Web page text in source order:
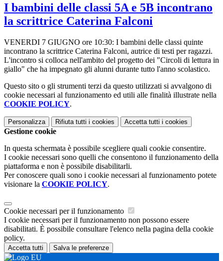
I bambini delle classi 5A e 5B incontrano
la scrittrice Caterina Falconi
VENERDI 7 GIUGNO ore 10:30: I bambini delle classi quinte
incontrano la scrittrice Caterina Falconi, autrice di testi per ragazzi.
L'incontro si colloca nell'ambito del progetto dei "Circoli di lettura in
giallo" che ha impegnato gli alunni durante tutto l'anno scolastico.
Questo sito o gli strumenti terzi da questo utilizzati si avvalgono di
cookie necessari al funzionamento ed utili alle finalità illustrate nella
COOKIE POLICY.
Personalizza Rifiuta tutti i cookies Accetta tutti i cookies
Gestione cookie
In questa schermata è possibile scegliere quali cookie consentire.
I cookie necessari sono quelli che consentono il funzionamento della
piattaforma e non è possibile disabilitarli.
Per conoscere quali sono i cookie necessari al funzionamento potete
visionare la COOKIE POLICY.
Cookie necessari per il funzionamento
I cookie necessari per il funzionamento non possono essere
disabilitati. È possibile consultare l'elenco nella pagina della cookie
policy.
Accetta tutti Salva le preferenze